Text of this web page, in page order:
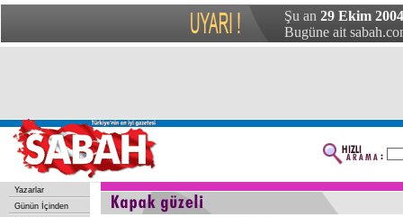
Şu an 29 Ekim
Bugüne ait
Yazarlar
Günün İçinden